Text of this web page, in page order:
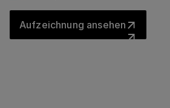
Aufzeichnung
Aufzeichnung ansehen